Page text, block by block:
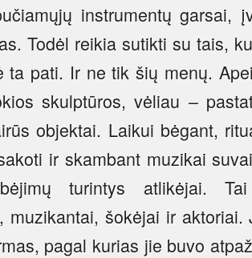
instrumentų garsai,
Todėl reikia sutikti su tais,
ta pati. Ir ne tik šių menų.
skulptūros, vėliau –
objektai. Laikui bėgant,
ir skambant muzikai
turintys atlikėjai.
muzikantai, šokėjai ir
pagal kurias jie buvo